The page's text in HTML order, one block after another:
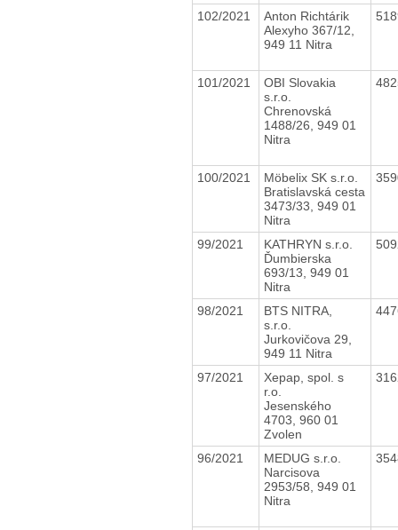
102/2021
Anton Richtárik
Alexyho 367/12,
949 11 Nitra
101/2021
OBI Slovakia
s.r.o.
Chrenovská
1488/26, 949 01
Nitra
100/2021
Möbelix SK s.r.o.
Bratislavská cesta
3473/33, 949 01
Nitra
99/2021
KATHRYN s.r.o.
Ďumbierska
693/13, 949 01
Nitra
98/2021
BTS NITRA,
s.r.o.
Jurkovičova 29,
949 11 Nitra
97/2021
Xepap, spol. s
r.o.
Jesenského
4703, 960 01
Zvolen
96/2021
MEDUG s.r.o.
Narcisova
2953/58, 949 01
Nitra